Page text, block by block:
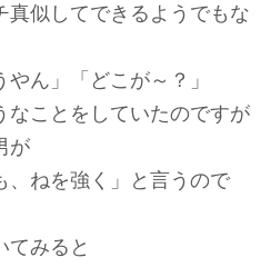
真似してできるようでもな
ん」「どこが～？」
なことをしていたのですが
が
、ねを強く」と言うので
てみると